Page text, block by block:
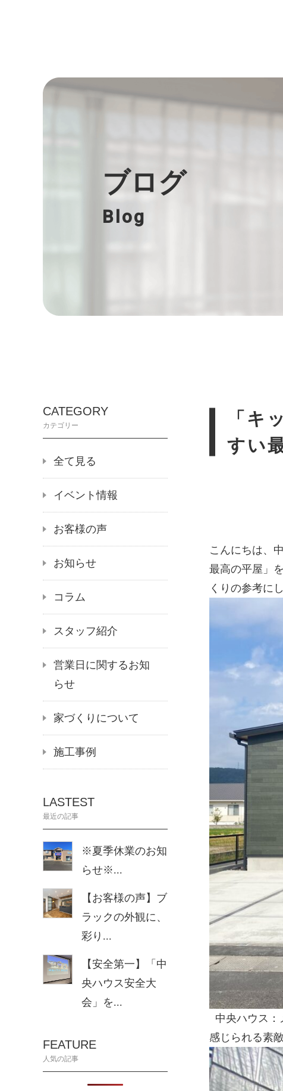
ブログ
Blog
CATEGORY
カテゴリー
全て見る
イベント情報
お客様の声
お知らせ
コラム
スタッフ紹介
営業日に関するお知
らせ
家づくりについて
施工事例
LASTEST
最近の記事
※夏季休業のお知
らせ※...
【お客様の声】ブ
ラックの外観に、
彩り...
【安全第一】「中
央ハウス安全大
会」を...
FEATURE
人気の記事
「キ
すい
こんにちは、
最高の平屋」
くりの参考に
中央ハウス
感じられる素